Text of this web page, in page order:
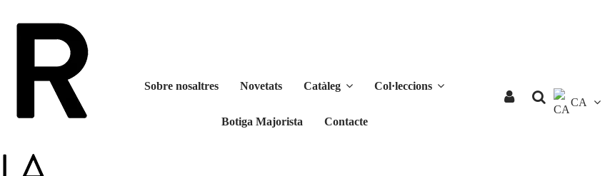
Sobre nosaltres Novetats Catàleg Col·leccions
Botiga Majorista Contacte
CA